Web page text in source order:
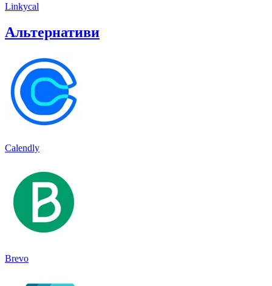
Linkycal
Альтернативи
Calendly
Brevo